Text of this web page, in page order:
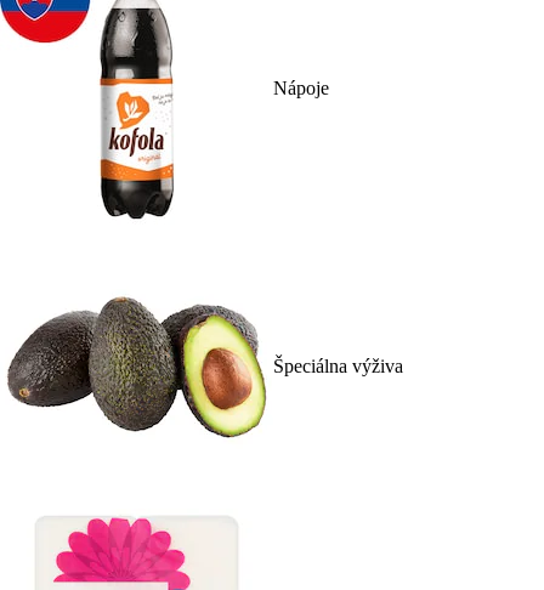
Nápoje
Špeciálna výživa